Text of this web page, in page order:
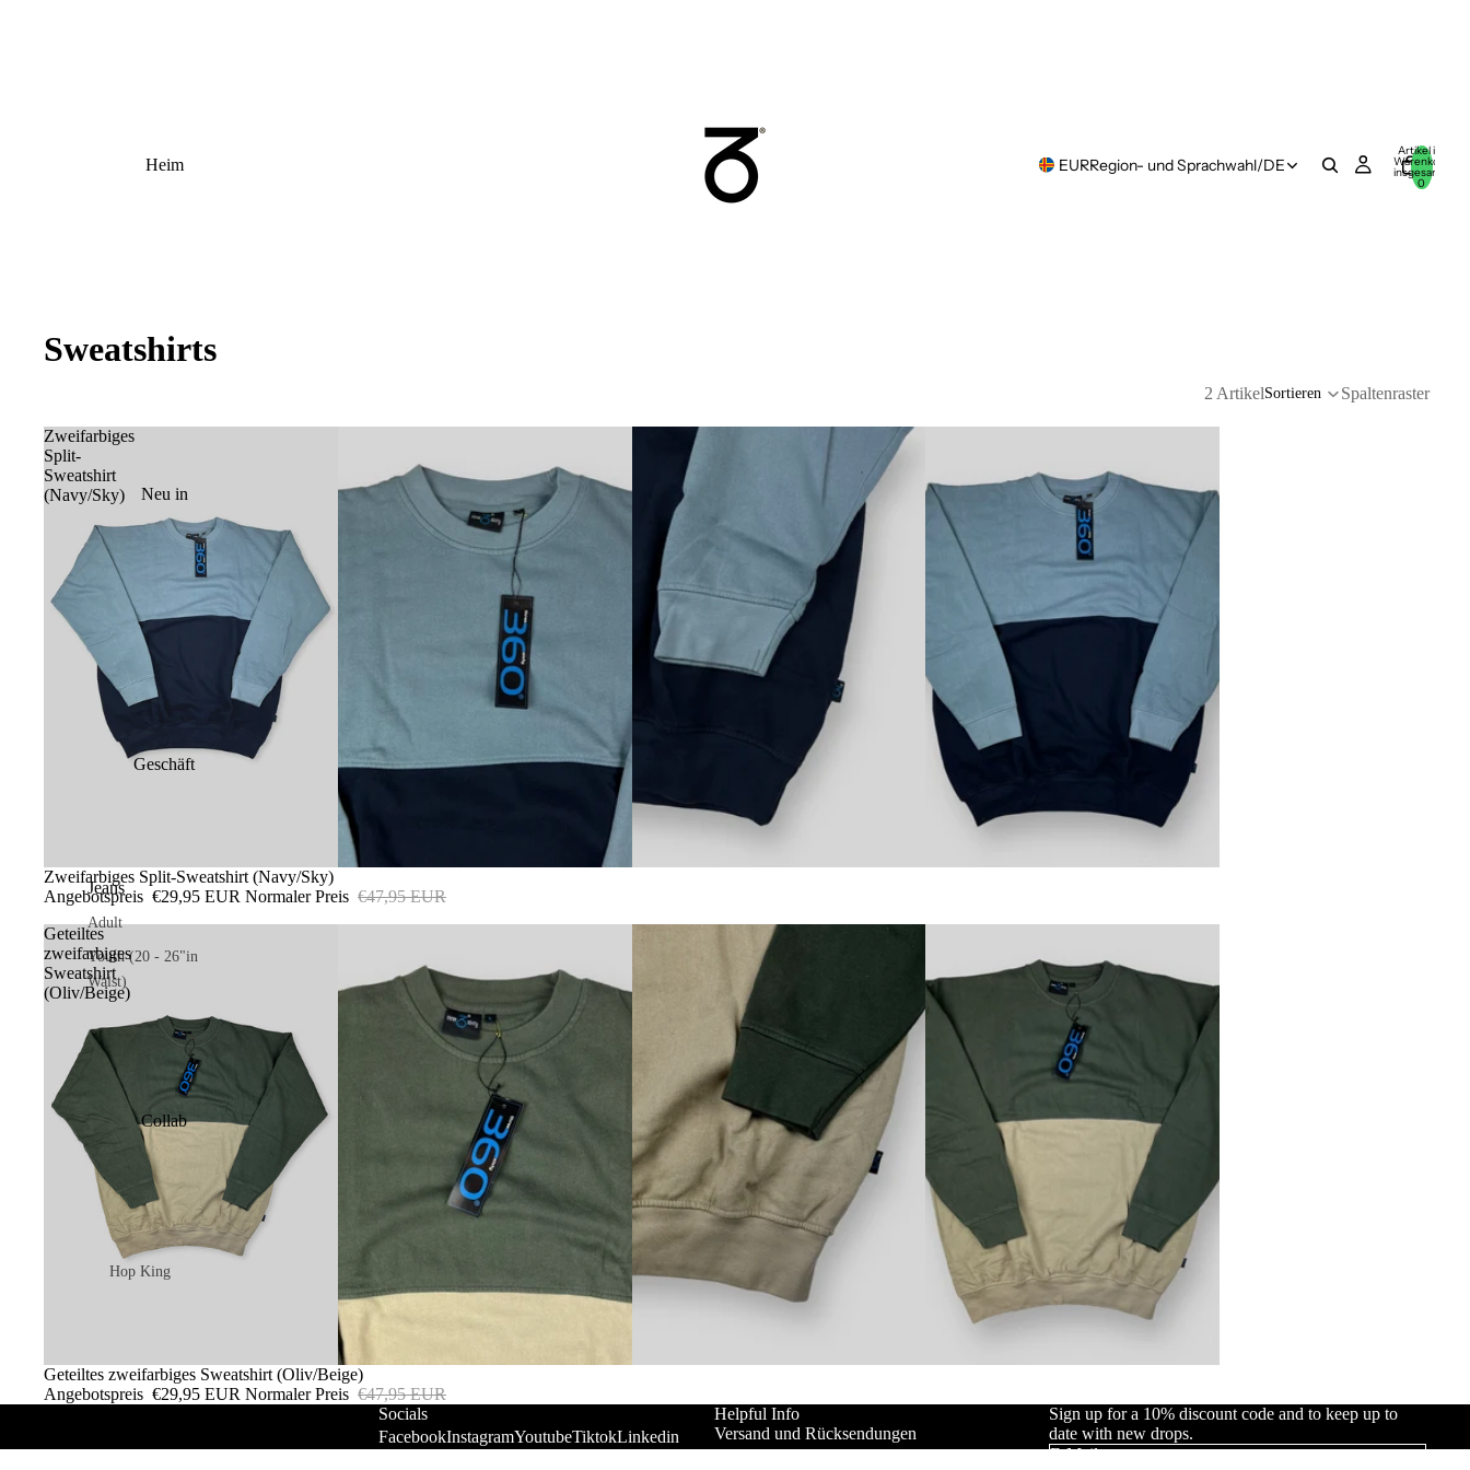
Heim
Neu in
Geschäft
Jeans
Adult
Youth (20 - 26"in
Waist)
Hose
Sweatpants
Heritage
Kurze Hose
Adult
T-Shirts
Collab
Hop King
EURRegion- und Sprachwahl/DE
Artikel im
Warenkorb
insgesamt:
0
Sweatshirts
2 ArtikelSortieren Spaltenraster
Zweifarbiges
Split-
Sweatshirt
(Navy/Sky)
Ausverkauft
Zweifarbiges Split-Sweatshirt (Navy/Sky)
Angebotspreis €29,95 EUR Normaler Preis €47,95 EUR
Geteiltes
zweifarbiges
Sweatshirt
(Oliv/Beige)
Ausverkauft
Geteiltes zweifarbiges Sweatshirt (Oliv/Beige)
Angebotspreis €29,95 EUR Normaler Preis €47,95 EUR
Socials
FacebookInstagramYoutubeTiktokLinkedin
Helpful Info
Versand und Rücksendungen
Sign up for a 10% discount code and to keep up to
date with new drops.
E-Mail